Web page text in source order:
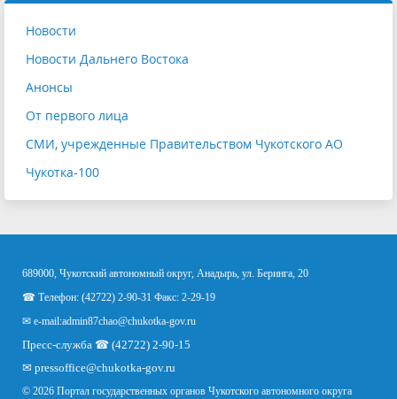
Новости
Новости Дальнего Востока
Анонсы
От первого лица
СМИ, учрежденные Правительством Чукотского АО
Чукотка-100
689000, Чукотский автономный округ, Анадырь, ул. Беринга, 20
☎ Телефон: (42722) 2-90-31 Факс: 2-29-19
✉ e-mail:admin87chao@chukotka-gov.ru
Пресс-служба ☎ (42722) 2-90-15
✉ pressoffice@chukotka-gov.ru
© 2026 Портал государственных органов Чукотского автономного округа